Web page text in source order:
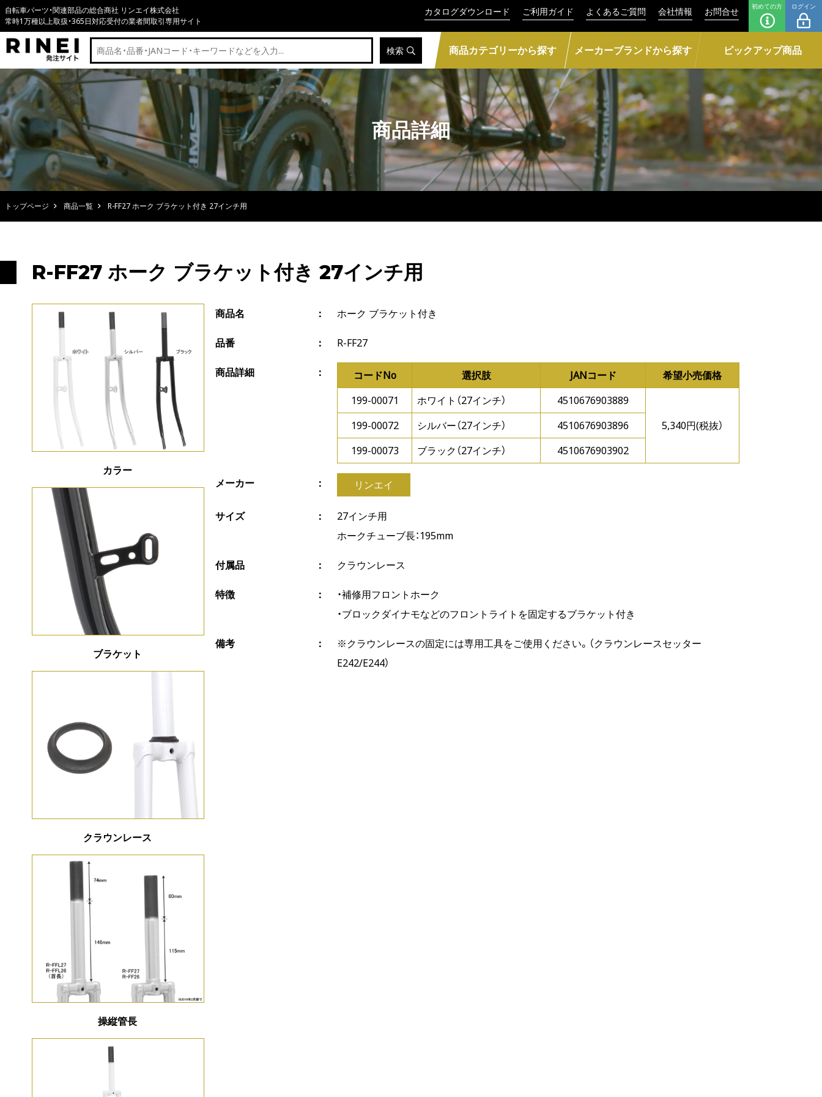
自転車パーツ・関連部品の総合商社 リンエイ株式会社
常時1万種以上取扱・365日対応受付の業者間取引専用サイト
カタログダウンロード ご利用ガイド よくあるご質問 会社情報 お問合せ 初めての方 ログイン
検索 商品カテゴリーから探す メーカーブランドから探す ピックアップ商品
商品詳細
トップページ 商品一覧 R-FF27 ホーク ブラケット付き 27インチ用
R-FF27 ホーク ブラケット付き 27インチ用
カラー
ブラケット
クラウンレース
操縦管長
商品名 ホーク ブラケット付き
品番 R-FF27
商品詳細 コードNo 選択肢 JANコード
希望小売価格
199-00071
ホワイト（27インチ）
4510676903889
5,340円(税抜）
199-00072 シルバー（27インチ）
4510676903896
199-00073
ブラック（27インチ） 4510676903902
メーカー リンエイ
サイズ
27インチ用
ホークチューブ長：195mm
付属品 クラウンレース
特徴
・補修用フロントホーク
・ブロックダイナモなどのフロントライトを固定するブラケット付き
備考
※クラウンレースの固定には専用工具をご使用ください。（クラウンレースセッター
E242/E244）